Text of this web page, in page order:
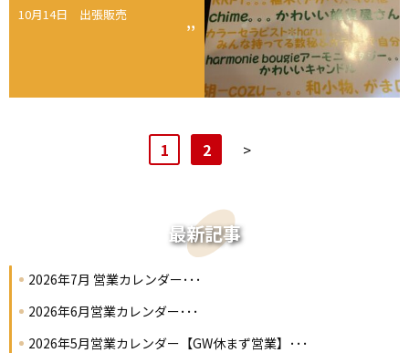
10月14日 出張販売
1 2 >
最新記事
2026年7月 営業カレンダー･･･
2026年6月営業カレンダー･･･
2026年5月営業カレンダー【GW休まず営業】･･･